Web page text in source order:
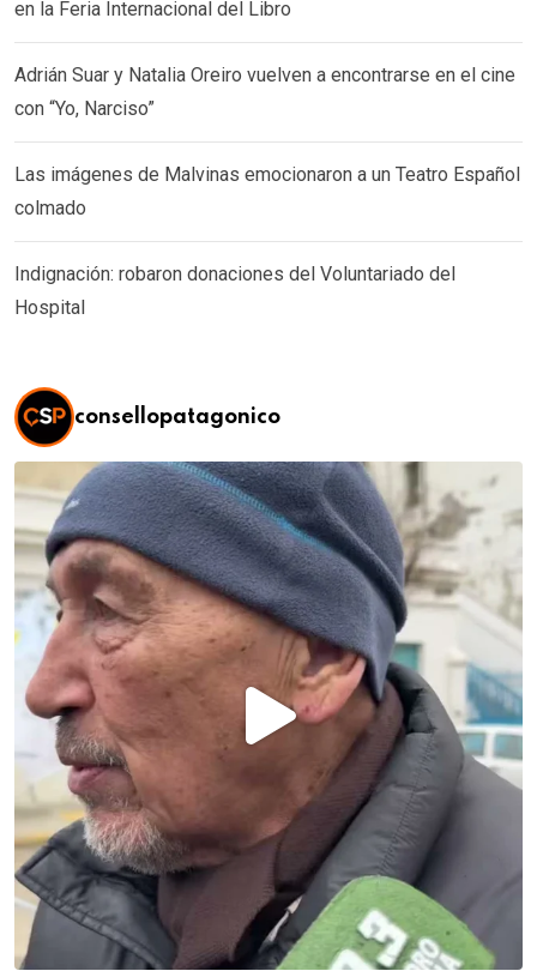
en la Feria Internacional del Libro
Adrián Suar y Natalia Oreiro vuelven a encontrarse en el cine
con “Yo, Narciso”
Las imágenes de Malvinas emocionaron a un Teatro Español
colmado
Indignación: robaron donaciones del Voluntariado del
Hospital
consellopatagonico